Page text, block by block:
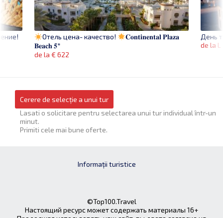
День
de la L
Отель цена- качество!
𝐂𝐨𝐧𝐭𝐢𝐧𝐞𝐧𝐭𝐚𝐥 𝐏𝐥𝐚𝐳𝐚
𝐁𝐞𝐚𝐜𝐡 𝟓*
de la € 622
Cerere de selecție a unui tur
Lasati o solicitare pentru selectarea unui tur individual într-un
minut.
Primiti cele mai bune oferte.
Informații turistice
©Top100.Travel
Настоящий ресурс может содержать материалы 16+